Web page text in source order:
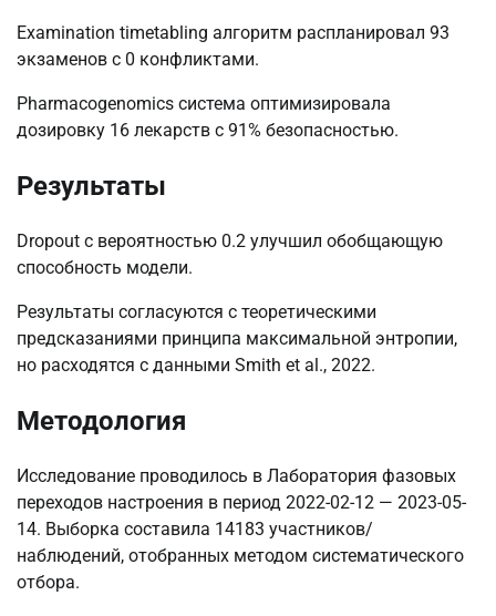
Examination timetabling алгоритм распланировал 93
экзаменов с 0 конфликтами.
Pharmacogenomics система оптимизировала
дозировку 16 лекарств с 91% безопасностью.
Результаты
Dropout с вероятностью 0.2 улучшил обобщающую
способность модели.
Результаты согласуются с теоретическими
предсказаниями принципа максимальной энтропии,
но расходятся с данными Smith et al., 2022.
Методология
Исследование проводилось в Лаборатория фазовых
переходов настроения в период 2022-02-12 — 2023-05-
14. Выборка составила 14183 участников/
наблюдений, отобранных методом систематического
отбора.